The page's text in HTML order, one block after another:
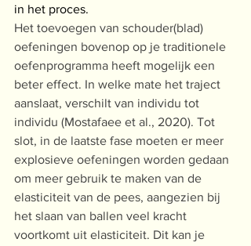
in het proces.
Het toevoegen van schouder(blad)
oefeningen bovenop op je traditionele
oefenprogramma heeft mogelijk een
beter effect. In welke mate het traject
aanslaat, verschilt van individu tot
individu (Mostafaee et al., 2020). Tot
slot, in de laatste fase moeten er meer
explosieve oefeningen worden gedaan
om meer gebruik te maken van de
elasticiteit van de pees, aangezien bij
het slaan van ballen veel kracht
voortkomt uit elasticiteit. Dit kan je